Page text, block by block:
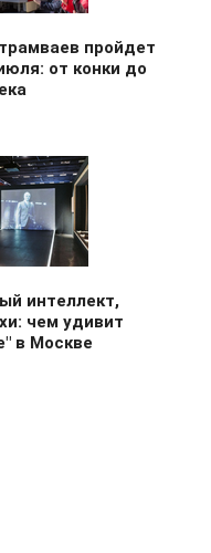
пройдет
от конки до
интеллект,
чем удивит
в Москве